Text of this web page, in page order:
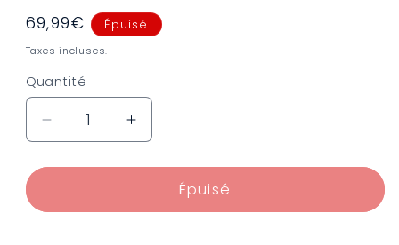
Prix
habituel
69,99€ Épuisé
Taxes incluses.
Quantité
Réduire
la
quantité
Marvel
Augmenter
la
quantité
Marvel
Épuisé